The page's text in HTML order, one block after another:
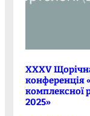
XXXV
конференція
комплексної
2025»